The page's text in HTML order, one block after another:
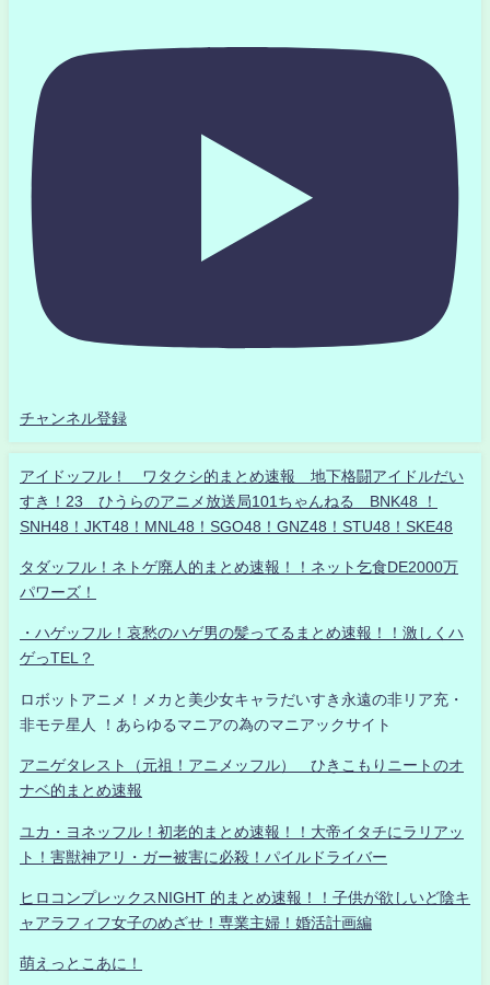
チャンネル登録
アイドッフル！ ワタクシ的まとめ速報 地下格闘アイドルだい
すき！23 ひうらのアニメ放送局101ちゃんねる BNK48 ！
SNH48！JKT48！MNL48！SGO48！GNZ48！STU48！SKE48
タダッフル！ネトゲ廃人的まとめ速報！！ネット乞食DE2000万
パワーズ！
・ハゲッフル！哀愁のハゲ男の髪ってるまとめ速報！！激しくハ
ゲっTEL？
ロボットアニメ！メカと美少女キャラだいすき永遠の非リア充・
非モテ星人 ！あらゆるマニアの為のマニアックサイト
アニゲタレスト（元祖！アニメッフル） ひきこもりニートのオ
ナベ的まとめ速報
ユカ・ヨネッフル！初老的まとめ速報！！大帝イタチにラリアッ
ト！害獣神アリ・ガー被害に必殺！パイルドライバー
ヒロコンプレックスNIGHT 的まとめ速報！！子供が欲しいど陰キ
ャアラフィフ女子のめざせ！専業主婦！婚活計画編
萌えっとこあに！